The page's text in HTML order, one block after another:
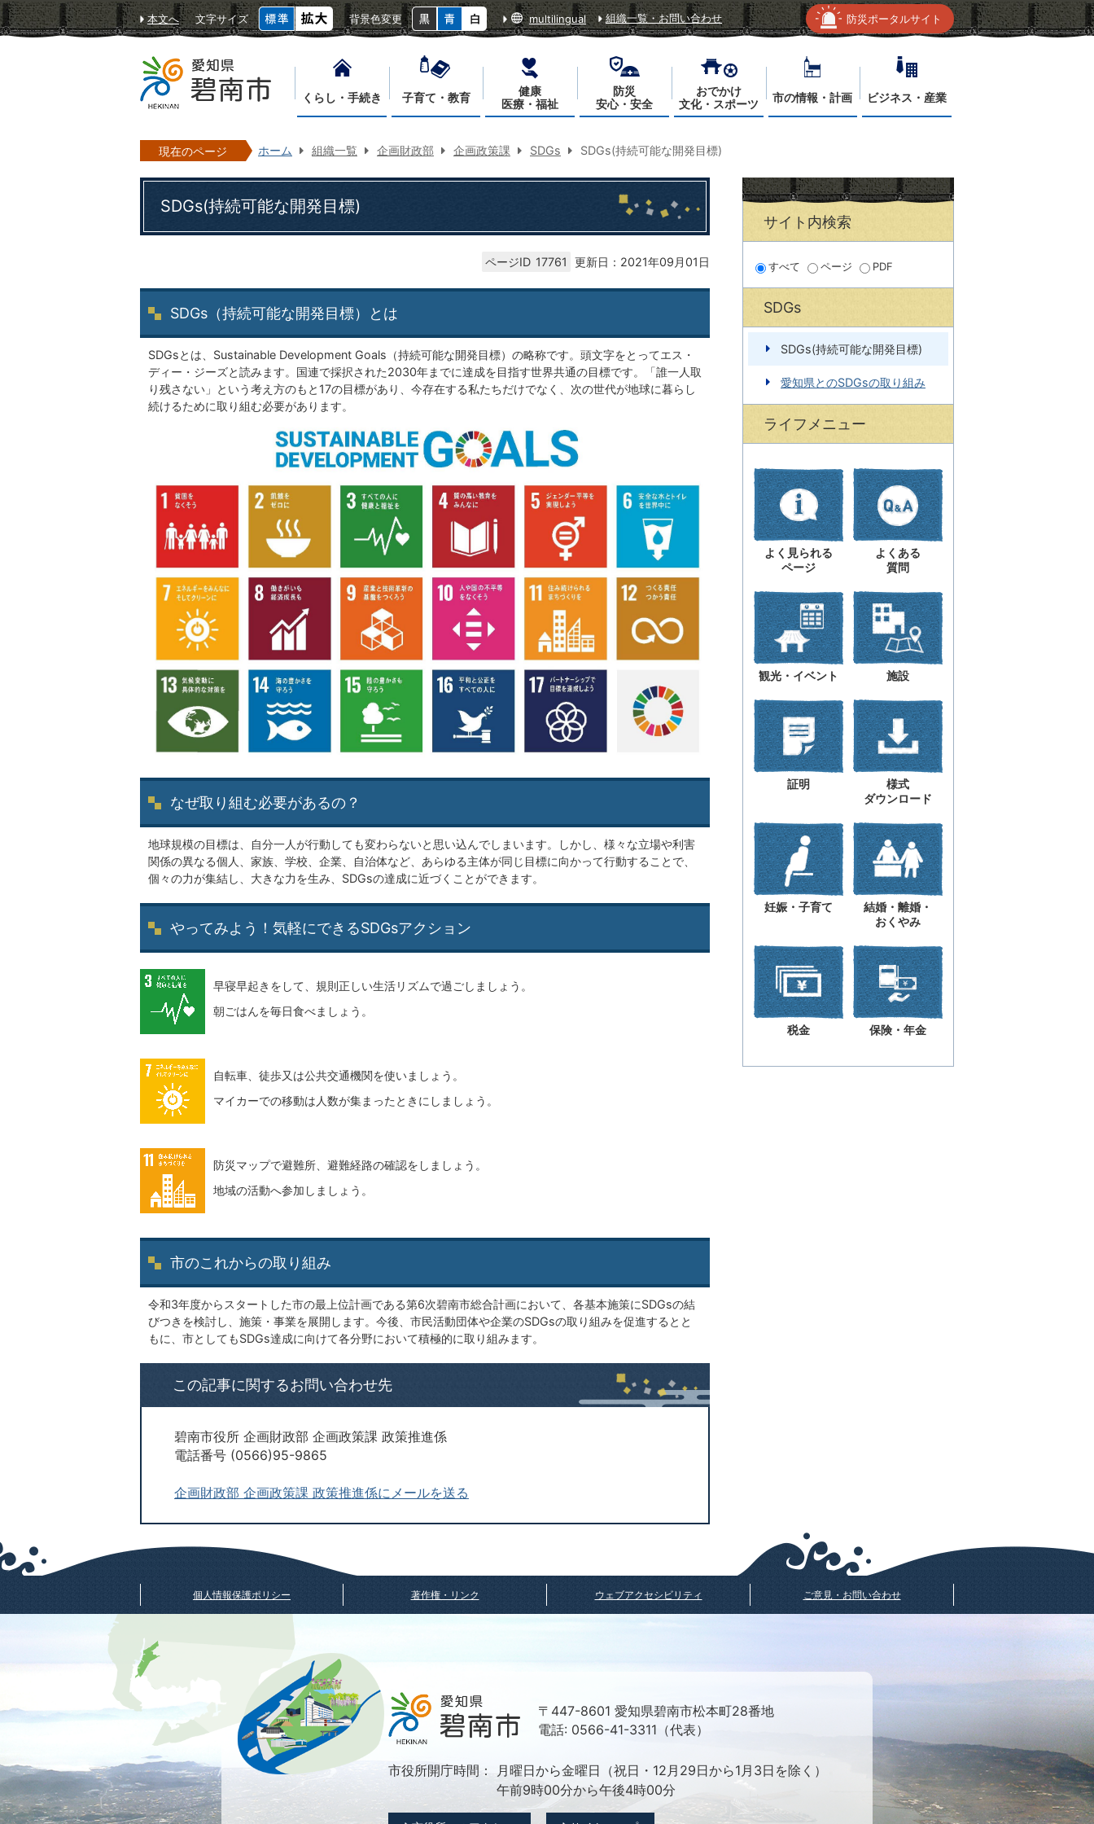
本文へ 文字サイズ 背景色変更 multilingual 組織一覧・お問い合わせ 防災ポータルサイト
くらし・手続き 子育て・教育
健康
医療・福祉
防災
安心・安全
おでかけ
文化・スポーツ
市の情報・計画 ビジネス・産業
現在のページ ホーム 組織一覧 企画財政部 企画政策課 SDGs SDGs(持続可能な開発目標)
SDGs(持続可能な開発目標)
ページID 17761 更新日：2021年09月01日
SDGs（持続可能な開発目標）とは
SDGsとは、Sustainable Development Goals（持続可能な開発目標）の略称です。頭文字をとってエス・
ディー・ジーズと読みます。国連で採択された2030年までに達成を目指す世界共通の目標です。「誰一人取
り残さない」という考え方のもと17の目標があり、今存在する私たちだけでなく、次の世代が地球に暮らし
続けるために取り組む必要があります。
なぜ取り組む必要があるの？
地球規模の目標は、自分一人が行動しても変わらないと思い込んでしまいます。しかし、様々な立場や利害
関係の異なる個人、家族、学校、企業、自治体など、あらゆる主体が同じ目標に向かって行動することで、
個々の力が集結し、大きな力を生み、SDGsの達成に近づくことができます。
やってみよう！気軽にできるSDGsアクション
早寝早起きをして、規則正しい生活リズムで過ごしましょう。
朝ごはんを毎日食べましょう。
自転車、徒歩又は公共交通機関を使いましょう。
マイカーでの移動は人数が集まったときにしましょう。
防災マップで避難所、避難経路の確認をしましょう。
地域の活動へ参加しましょう。
市のこれからの取り組み
令和3年度からスタートした市の最上位計画である第6次碧南市総合計画において、各基本施策にSDGsの結
びつきを検討し、施策・事業を展開します。今後、市民活動団体や企業のSDGsの取り組みを促進するとと
もに、市としてもSDGs達成に向けて各分野において積極的に取り組みます。
この記事に関するお問い合わせ先
碧南市役所 企画財政部 企画政策課 政策推進係
電話番号 (0566)95-9865
企画財政部 企画政策課 政策推進係にメールを送る
サイト内検索
すべて ページ PDF
SDGs
SDGs(持続可能な開発目標)
愛知県とのSDGsの取り組み
ライフメニュー
よく見られる
ページ
よくある
質問
観光・イベント 施設
証明
様式
ダウンロード
妊娠・子育て
結婚・離婚・
おくやみ
税金 保険・年金
個人情報保護ポリシー 著作権・リンク ウェブアクセシビリティ ご意見・お問い合わせ
〒447-8601 愛知県碧南市松本町28番地
電話: 0566-41-3311（代表）
市役所開庁時間：
月曜日から金曜日（祝日・12月29日から1月3日を除く）
午前9時00分から午後4時00分